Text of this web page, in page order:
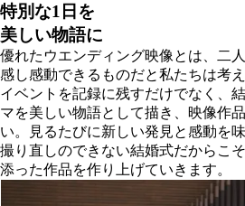
特別な1日を
美しい物語に
優れたウエンディング映像とは、二
感し感動できるものだと私たちは考
イベントを記録に残すだけでなく、
マを美しい物語として描き、映像作
い。見るたびに新しい発見と感動を
撮り直しのできない結婚式だからこ
添った作品を作り上げていきます。